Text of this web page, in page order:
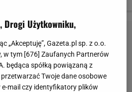
Drogi Użytkowniku,
„Akceptuję”, Gazeta.pl sp. z o.o.
w tym [676] Zaufanych Partnerów
będąca spółką powiązaną z
Twoje dane osobowe
e-mail czy identyfikatory plików